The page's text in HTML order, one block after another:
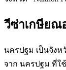
วีซ่าเกษียณ
นครปฐม เป็นจังห
จาก นครปฐม ที่ใ